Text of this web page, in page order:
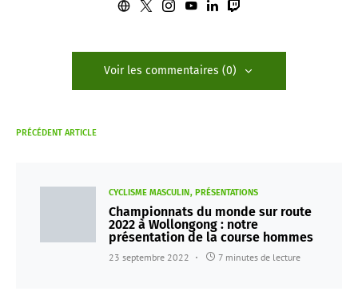
Voir les commentaires (0)
PRÉCÉDENT ARTICLE
CYCLISME MASCULIN PRÉSENTATIONS
Championnats du monde sur route
2022 à Wollongong : notre
présentation de la course hommes
23 septembre 2022 7 minutes de lecture